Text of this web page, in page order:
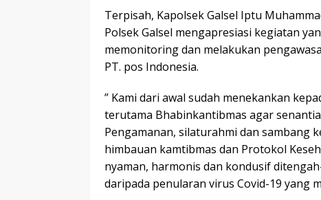
Terpisah, Kapolsek Galsel Iptu
Polsek Galsel mengapresiasi kegiatan
memonitoring dan melakukan
PT. pos Indonesia.
” Kami dari awal sudah menekankan
terutama Bhabinkantibmas agar
Pengamanan, silaturahmi dan sambang
himbauan kamtibmas dan Protokol
nyaman, harmonis dan kondusif
daripada penularan virus Covid-19 yang